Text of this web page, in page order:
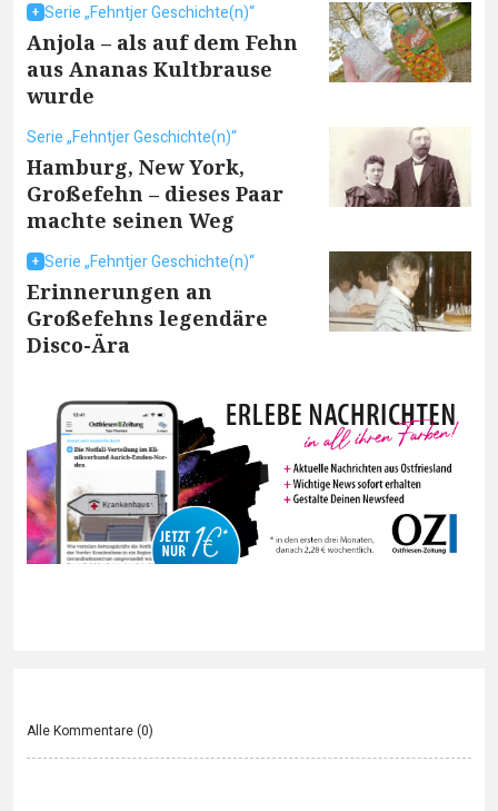
Serie „Fehntjer Geschichte(n)“
Anjola – als auf dem Fehn
aus Ananas Kultbrause
wurde
Serie „Fehntjer Geschichte(n)“
Hamburg, New York,
Großefehn – dieses Paar
machte seinen Weg
Serie „Fehntjer Geschichte(n)“
Erinnerungen an
Großefehns legendäre
Disco-Ära
Alle Kommentare (0)